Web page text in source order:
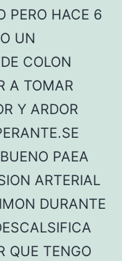
PERO HACE 6
UN
COLON
A TOMAR
Y ARDOR
PAEA
ARTERIAL
DURANTE
QUE TENGO